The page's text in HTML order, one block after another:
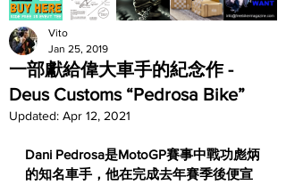
一部獻給偉大車手的紀念作 -
Deus Customs “Pedrosa Bike”
Vito
Jan 25, 2019
Updated: Apr 12, 2021
Dani Pedrosa是MotoGP賽事中戰功彪炳
的知名車手，他在完成去年賽季後便宣